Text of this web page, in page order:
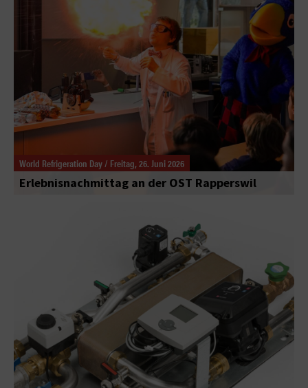
World Refrigeration Day / Freitag, 26. Juni 2026
Erlebnisnachmittag an der OST Rapperswil